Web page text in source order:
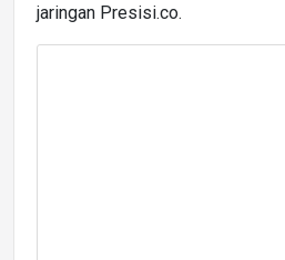
jaringan Presisi.co.